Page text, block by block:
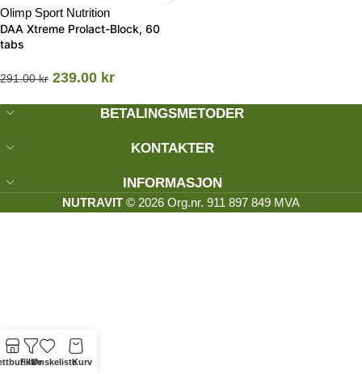
Olimp Sport Nutrition
DAA Xtreme Prolact-Block, 60
tabs
291.00kr 239.00 kr
BETALINGSMETODER
KONTAKTER
INFORMASJON
NUTRAVIT © 2026 Org.nr. 911 897 849 MVA
FiltreØnskelisteKurv